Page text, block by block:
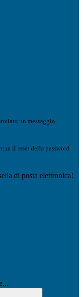
un messaggio
il reset della password
di posta elettronica!